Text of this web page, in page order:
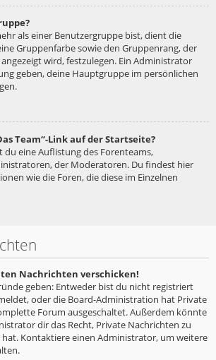
als einer Benutzergruppe bist, dient die
Gruppenfarbe sowie den Gruppenrang, der
wird, festzulegen. Ein Administrator
geben, deine Hauptgruppe im persönlichen
Team“-Link auf der Startseite?
du eine Auflistung des Forenteams,
der Moderatoren. Du findest hier
wie die Foren, die diese im Einzelnen
Nachrichten verschicken!
geben: Entweder bist du nicht registriert
oder die Board-Administration hat Private
Forum ausgeschaltet. Außerdem könnte
dir das Recht, Private Nachrichten zu
Kontaktiere einen Administrator, um weitere